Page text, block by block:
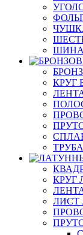
КРУГ
КРУГ
ЛИСТ